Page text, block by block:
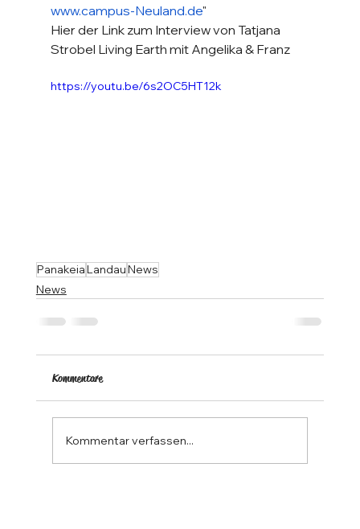
www.campus-Neuland.de"
Hier der Link zum Interview von Tatjana
Strobel Living Earth mit Angelika & Franz
https://youtu.be/6s2OC5HT12k
PanakeiaLandauNews
News
Kommentare
Kommentar verfassen...